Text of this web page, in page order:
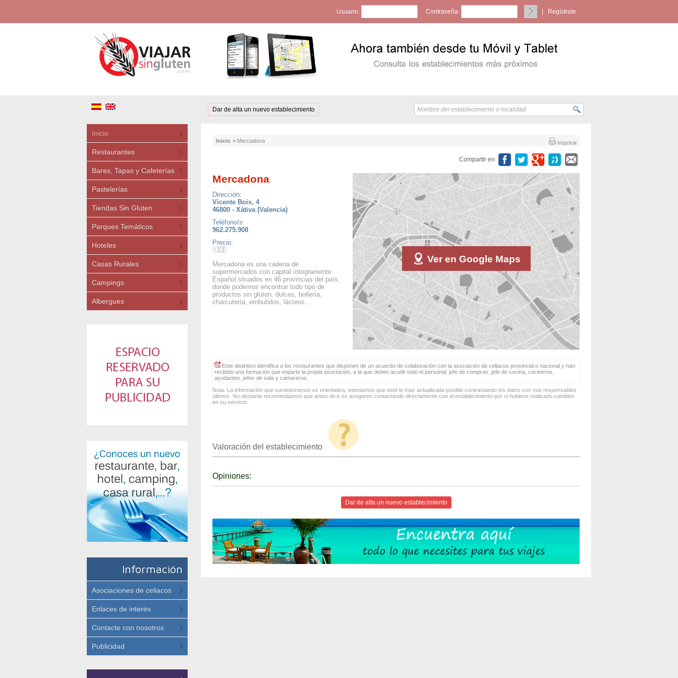
Usuario: Contraseña: Regístrate
Dar de alta un nuevo establecimiento
Inicio
Restaurantes
Bares, Tapas y Cafeterías
Pastelerías
Tiendas Sin Gluten
Parques Temáticos
Hoteles
Casas Rurales
Campings
Albergues
Información
Asociaciones de celiacos
Enlaces de interés
Contacte con nosotros
Publicidad
Imprimir
Inicio > Mercadona
Compartir en
Ver en Google Maps
Mercadona
Dirección:
Vicente Boix, 4
46800 - Xátiva (Valencia)
Teléfono/s:
962.275.908
Precio:
Mercadona es una cadena de
supermercados con capital íntegramente
Español situados en 46 provincias del país,
donde podemos encontrar todo tipo de
productos sin gluten, dulces, bollería,
charcutería, embutidos, lácteos...
Este distintivo identifica a los restaurantes que disponen de un acuerdo de colaboración con la asociación de celiacos provincial o nacional y han
recibido una formación que imparte la propia asociación, a la que deben acudir todo el personal: jefe de compras, jefe de cocina, cocineros,
ayudantes, jefes de sala y camareros.
Nota: La información que suministramos es orientativa, intentamos que esté lo mas actualizada posible contrastando los datos con sus responsables
últimos. No obstante recomendamos que antes de ir se aseguren contactando directamente con el establecimiento por si hubiese realizado cambios
en su servicio.
Valoración del establecimiento
Opiniones:
Dar de alta un nuevo establecimiento